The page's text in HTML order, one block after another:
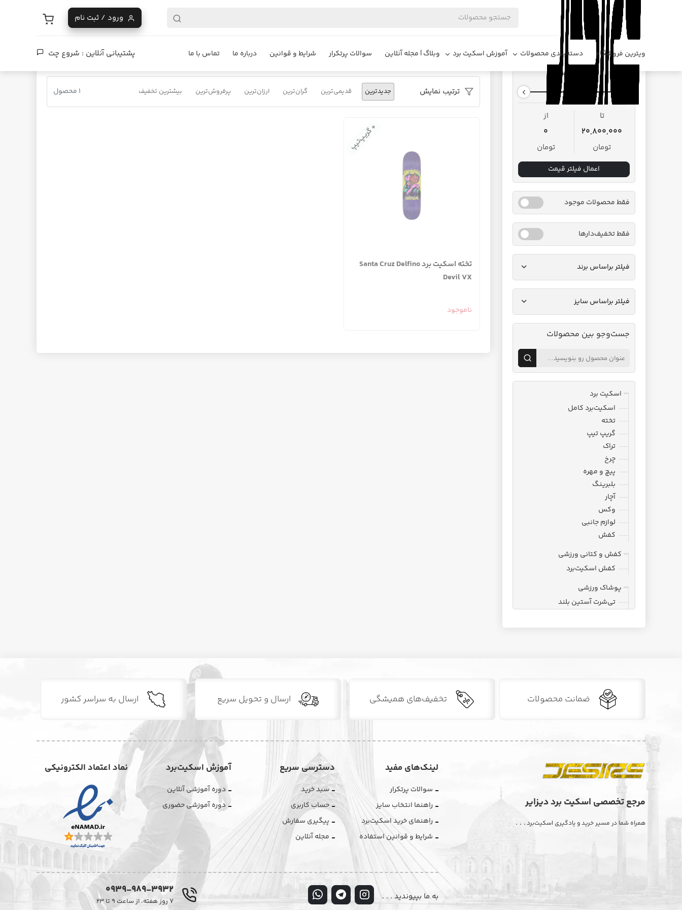
ورود / ثبت نام
ویترین فروشگاه دسته‌بندی محصولات آموزش اسکیت برد وبلاگ | مجله آنلاین سوالات پرتکرار شرایط و قوانین درباره ما تماس با ما پشتیبانی آنلاین : شروع چت
محدوده قیمت
تا
20,800,000
تومان
از
0
تومان
اعمال فیلتر قیمت
فقط محصولات موجود
فقط تخفیف‌دارها
فیلتر براساس برند
فیلتر براساس سایز
جست‌وجو بین محصولات
اسکیت برد
اسکیت‌برد کامل
تخته
گریپ تیپ
تراک
چرخ
پیچ و مهره
بلبرینگ
آچار
وکس
لوازم جانبی
کفش
کفش و کتانی ورزشی
کفش اسکیت‌برد
پوشاک ورزشی
تی‌شرت آستین بلند
فروشگاه دیزایر محصولات تخته اسکیت برد ماسک
ترتیب نمایش جدیدترین قدیمی‌ترین گران‌ترین ارزان‌ترین پرفروش‌ترین بیشترین تخفیف 1 محصول
تخته اسکیت برد Santa Cruz Delfino
Devil VX
ناموجود
+ گریپ‌تیپ
ضمانت محصولات تخفیف‌های همیشگی ارسال و تحویل سریع ارسال به سراسر کشور
مرجع تخصصی اسکیت برد دیزایر
همراه شما در مسیر خرید و یادگیری اسکیت‌برد. . .
لینک‌های مفید
سوالات پرتکرار
راهنما انتخاب سایز
راهنمای خرید اسکیت‌برد
شرایط و قوانین استفاده
دسترسی سریع
سبد خرید
حساب کاربری
پیگیری سفارش
مجله آنلاین
آموزش اسکیت‌برد
دوره آموزشی آنلاین
دوره آموزشی حضوری
نماد اعتماد الکترونیکی
به ما بپیوندید . . . 0939-989-3932
۷ روز هفته، از ساعت ۹ تا ۲۳